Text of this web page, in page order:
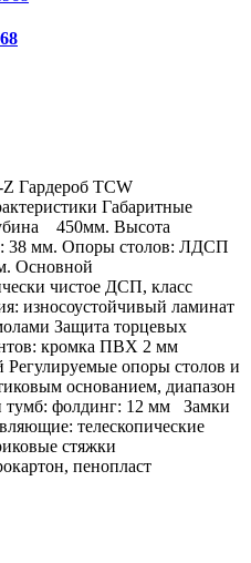
Гардероб TCW
Габаритные
450мм. Высота
38 мм. Опоры столов: ЛДСП
Основной
чистое ДСП, класс
износоустойчивый ламинат
Защита торцевых
кромка ПВХ 2 мм
опоры столов и
основанием, диапазон
тумб: фолдинг: 12 мм Замки
телескопические
стяжки
пенопласт